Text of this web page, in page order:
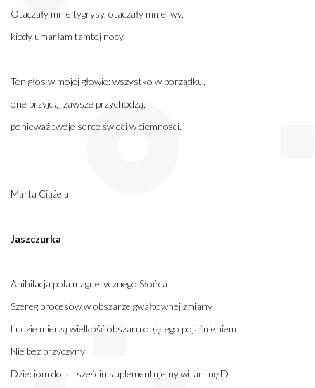
Otaczały mnie tygrysy, otaczały mnie lwy,
kiedy umarłam tamtej nocy.
Ten głos w mojej głowie: wszystko w porządku,
one przyjdą, zawsze przychodzą,
ponieważ twoje serce świeci w ciemności.
Marta Ciążela
Jaszczurka
Anihilacja pola magnetycznego Słońca
Szereg procesów w obszarze gwałtownej zmiany
Ludzie mierzą wielkość obszaru objętego pojaśnieniem
Nie bez przyczyny
Dzieciom do lat sześciu suplementujemy witaminę D